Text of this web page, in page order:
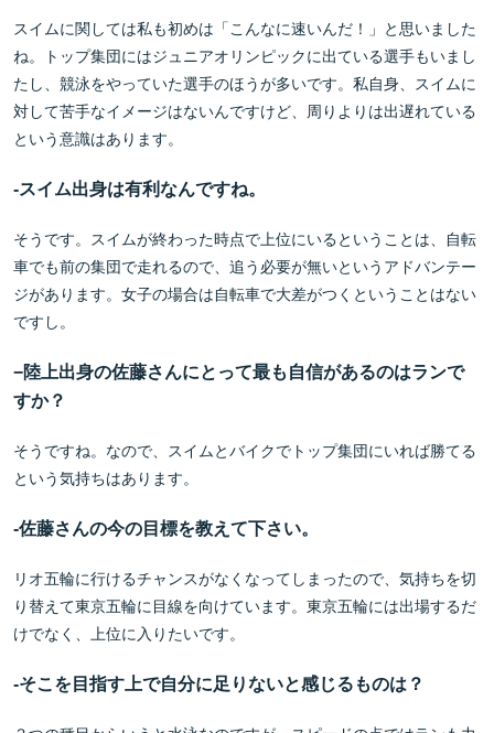
スイムに関しては私も初めは「こんなに速いんだ！」と思いました
ね。トップ集団にはジュニアオリンピックに出ている選手もいまし
たし、競泳をやっていた選手のほうが多いです。私自身、スイムに
対して苦手なイメージはないんですけど、周りよりは出遅れている
という意識はあります。
-スイム出身は有利なんですね。
そうです。スイムが終わった時点で上位にいるということは、自転
車でも前の集団で走れるので、追う必要が無いというアドバンテー
ジがあります。女子の場合は自転車で大差がつくということはない
ですし。
−陸上出身の佐藤さんにとって最も自信があるのはランで
すか？
そうですね。なので、スイムとバイクでトップ集団にいれば勝てる
という気持ちはあります。
-佐藤さんの今の目標を教えて下さい。
リオ五輪に行けるチャンスがなくなってしまったので、気持ちを切
り替えて東京五輪に目線を向けています。東京五輪には出場するだ
けでなく、上位に入りたいです。
-そこを目指す上で自分に足りないと感じるものは？